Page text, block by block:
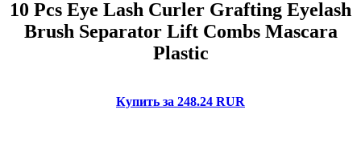
10 Pcs Eye Lash Curler Grafting Eyelash
Brush Separator Lift Combs Mascara
Plastic
Купить за 248.24 RUR